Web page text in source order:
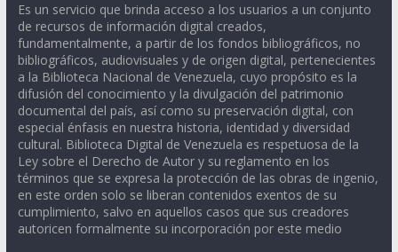
Es un servicio que brinda acceso a los usuarios a un conjunto
de recursos de información digital creados,
fundamentalmente, a partir de los fondos bibliográficos, no
bibliográficos, audiovisuales y de origen digital, pertenecientes
a la Biblioteca Nacional de Venezuela, cuyo propósito es la
difusión del conocimiento y la divulgación del patrimonio
documental del país, así como su preservación digital, con
especial énfasis en nuestra historia, identidad y diversidad
cultural. Biblioteca Digital de Venezuela es respetuosa de la
Ley sobre el Derecho de Autor y su reglamento en los
términos que se expresa la protección de las obras de ingenio,
en este orden solo se liberan contenidos exentos de su
cumplimiento, salvo en aquellos casos que sus creadores
autoricen formalmente su incorporación por este medio